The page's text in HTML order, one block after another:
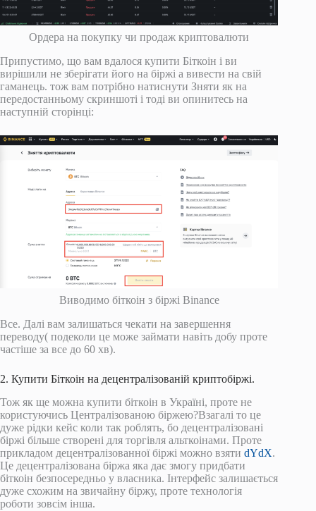
Ордера на покупку чи продаж криптовалюти
Припустимо, що вам вдалося купити Біткоін і ви
вирішили не зберігати його на біржі а вивести на свій
гаманець. тож вам потрібно натиснути Зняти як на
передостанньому скриншоті і тоді ви опинитесь на
наступній сторінці:
Виводимо біткоін з біржі Binance
Все. Далі вам залишаться чекати на завершення
переводу( подеколи це може займати навіть добу проте
частіше за все до 60 хв).
2. Купити Біткоін на децентралізованій криптобіржі.
Тож як ще можна купити біткоін в Україні, проте не
користуючись Централізованою біржею?Взагалі то це
дуже рідки кейс коли так роблять, бо децентралізовані
біржі більше створені для торгівля альткоінами. Проте
прикладом децентралізованної біржі можно взяти dYdX.
Це децентралізована біржа яка дає змогу придбати
біткоін безпосередньо у власника. Інтерфейс залишається
дуже схожим на звичайну біржу, проте технологія
роботи зовсім інша.